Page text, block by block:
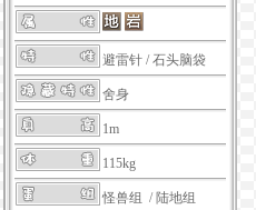
避雷针 /石头脑袋
舍身
1m
115kg
怪兽组 / 陆地组